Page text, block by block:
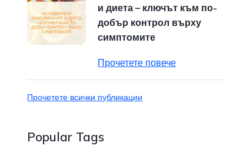
и диета – ключът към по-
добър контрол върху
симптомите
Прочетете повече
Прочетете всички публикации
Popular Tags